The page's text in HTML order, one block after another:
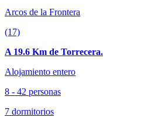
Arcos de la Frontera
(17)
A 19.6 Km de Torrecera.
Alojamiento entero
8 - 42 personas
7 dormitorios